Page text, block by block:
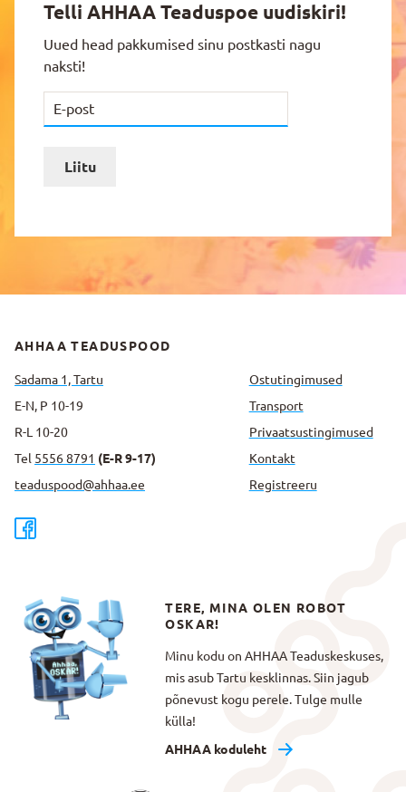
Telli AHHAA Teaduspoe uudiskiri!
Uued head pakkumised sinu postkasti nagu
naksti!
Liitu
AHHAA TEADUSPOOD
Sadama 1, Tartu
E-N, P 10-19
R-L 10-20
Tel 5556 8791 (E-R 9-17)
teaduspood@ahhaa.ee
Ostutingimused
Transport
Privaatsus­tingimused
Kontakt
Registreeru
TERE, MINA OLEN ROBOT
OSKAR!
Minu kodu on AHHAA Teaduskeskuses,
mis asub Tartu kesklinnas. Siin jagub
põnevust kogu perele. Tulge mulle
külla!
AHHAA koduleht